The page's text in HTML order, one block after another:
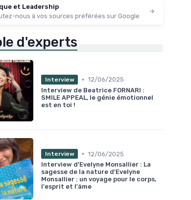
et Leadership
nous à vos sources préférées sur Google
d'experts
Interview • 12/06/2025
Interview de Beatrice FORNARI :
SMILE APPEAL, le génie émotionnel
est en toi !
Interview • 12/06/2025
Interview d'Evelyne Monsallier : La
sagesse de la nature d'Evelyne
Monsallier : un voyage pour le corps,
l'esprit et l'âme